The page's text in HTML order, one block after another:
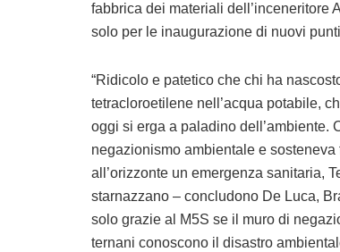
fabbrica dei materiali dell’inceneritore
solo per le inaugurazione di nuovi
“Ridicolo e patetico che chi ha
tetracloroetilene nell’acqua potabile,
oggi si erga a paladino dell’ambiente.
negazionismo ambientale e
all’orizzonte un emergenza sanitaria,
starnazzano – concludono De Luca,
solo grazie al M5S se il muro di
ternani conoscono il disastro